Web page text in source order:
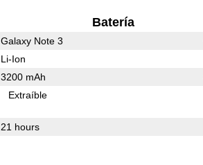
Batería
Galaxy Note 3
Li-Ion
3200 mAh
Extraíble
21 hours